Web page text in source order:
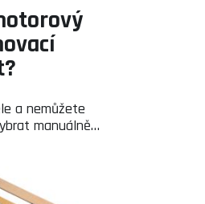
a nemůžete
manuálně…